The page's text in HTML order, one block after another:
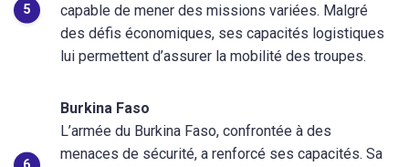
capable de mener des missions variées. Malgré
des défis économiques, ses capacités logistiques
lui permettent d’assurer la mobilité des troupes.
Burkina Faso
L’armée du Burkina Faso, confrontée à des
menaces de sécurité, a renforcé ses capacités. Sa